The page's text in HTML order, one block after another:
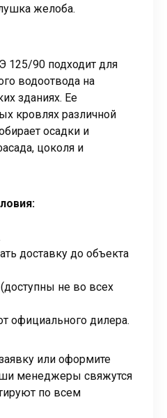
желоба.
125/90 подходит для
водоотвода на
зданиях. Ее
кровлях различной
осадки и
цоколя и
доставку до объекта
не во всех
официального дилера.
или оформите
менеджеры свяжутся
по всем